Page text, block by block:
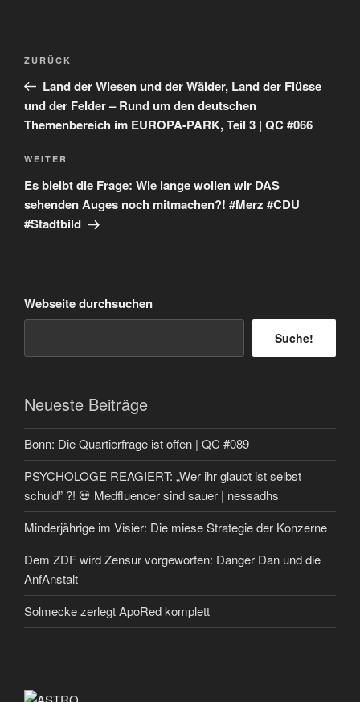
Beitragsnavigation
Vorheriger
Beitrag
ZURÜCK
Land der Wiesen und der Wälder, Land der Flüsse
und der Felder – Rund um den deutschen
Themenbereich im EUROPA-PARK, Teil 3 | QC #066
Nächster
Beitrag
WEITER
Es bleibt die Frage: Wie lange wollen wir DAS
sehenden Auges noch mitmachen?! #Merz #CDU
#Stadtbild
Webseite durchsuchen
Suche!
Neueste Beiträge
Bonn: Die Quartierfrage ist offen | QC #089
PSYCHOLOGE REAGIERT: „Wer ihr glaubt ist selbst
schuld” ?! 💀 Medfluencer sind sauer | nessadhs
Minderjährige im Visier: Die miese Strategie der Konzerne
Dem ZDF wird Zensur vorgeworfen: Danger Dan und die
AnfAnstalt
Solmecke zerlegt ApoRed komplett